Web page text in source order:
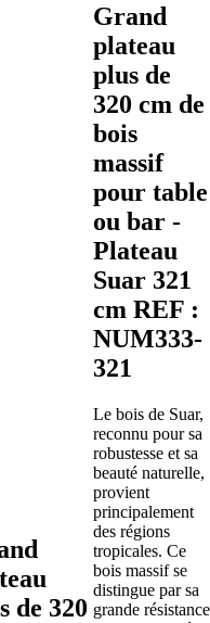
de 320
Grand
plateau
plus de
320 cm de
bois
massif
pour table
ou bar -
Plateau
Suar 321
cm REF :
NUM333-
321
Le bois de Suar,
reconnu pour sa
robustesse et sa
beauté naturelle,
provient
principalement
des régions
tropicales. Ce
bois massif se
distingue par sa
grande résistance